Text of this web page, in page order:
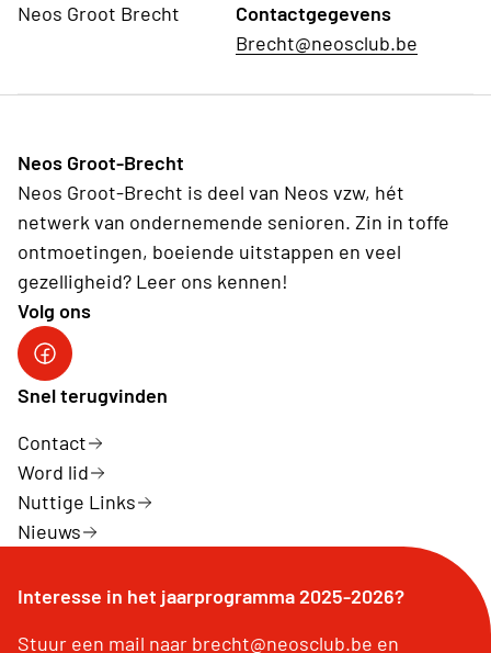
Neos Groot Brecht
Contactgegevens
Brecht@neosclub.be
Neos Groot-Brecht
Neos Groot-Brecht is deel van Neos vzw, hét
netwerk van ondernemende senioren. Zin in toffe
ontmoetingen, boeiende uitstappen en veel
gezelligheid? Leer ons kennen!
Volg ons
Facebook Neos Groot Brecht
Snel terugvinden
Contact
Word lid
Nuttige Links
Nieuws
Interesse in het jaarprogramma 2025-2026?
Stuur een mail naar brecht@neosclub.be en